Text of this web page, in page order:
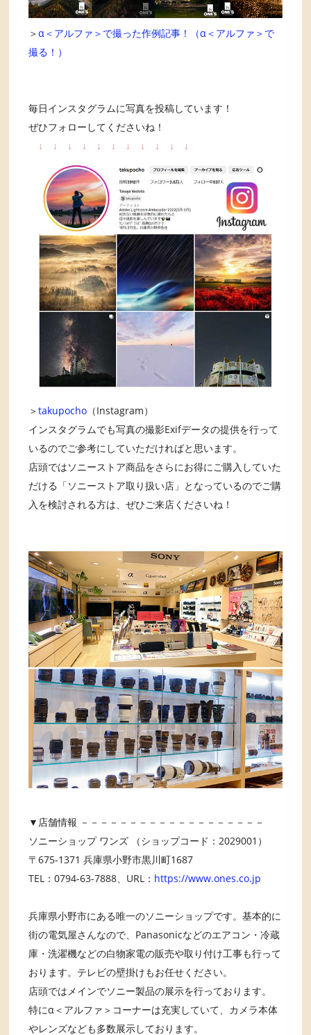
＞α＜アルファ＞で撮った作例記事！（α＜アルファ＞で
撮る！）
毎日インスタグラムに写真を投稿しています！
ぜひフォローしてくださいね！
↓
↓ ↓ ↓ ↓ ↓ ↓ ↓ ↓ ↓ ↓
＞takupocho （Instagram）
インスタグラムでも写真の撮影Exifデータの提供を行って
いるのでご参考にしていただければと思います。
店頭ではソニーストア商品をさらにお得にご購入していた
だける「ソニーストア取り扱い店」となっているのでご購
入を検討される方は、ぜひご来店くださいね！
▼店舗情報 －－－－－－－－－－－－－－－－－－－
ソニーショップ ワンズ （ショップコード：2029001）
〒675-1371 兵庫県小野市黒川町1687
TEL：0794-63-7888、URL： https://www.ones.co.jp
兵庫県小野市にある唯一のソニーショップです。基本的に
街の電気屋さんなので、Panasonicなどのエアコン・冷蔵
庫・洗濯機などの白物家電の販売や取り付け工事も行って
おります。テレビの壁掛けもお任せください。
店頭ではメインでソニー製品の展示を行っております。
特にα＜アルファ＞コーナーは充実していて、カメラ本体
やレンズなども多数展示しております。